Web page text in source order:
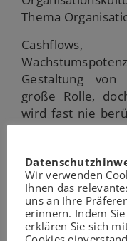
Thema
Gestaltung
große Rolle,
wird fast nie
Unternehmen
wirtschaftliche
für den Erfolg
Repräsentation
Umgang mit
Wir verwenden
Ihnen das
uns an Ihre
erinnern. Indem
erklären Sie sich